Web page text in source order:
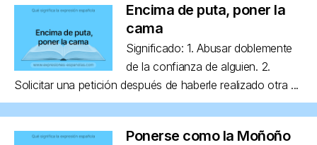
Encima de puta, poner la
cama
Significado: 1. Abusar doblemente
de la confianza de alguien. 2.
Solicitar una petición después de haberle realizado otra ...
Ponerse como la Moñoño